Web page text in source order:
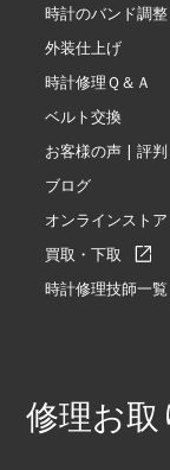
時計のバンド調整
外装仕上げ
時計修理Ｑ＆Ａ
ベルト交換
お客様の声 | 評
ブログ
オンラインストア
買取・下取
時計修理技師一覧
修理お取